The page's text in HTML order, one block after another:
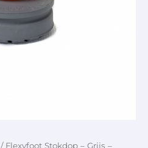
/ Flexyfoot Stokdop – Grijs –